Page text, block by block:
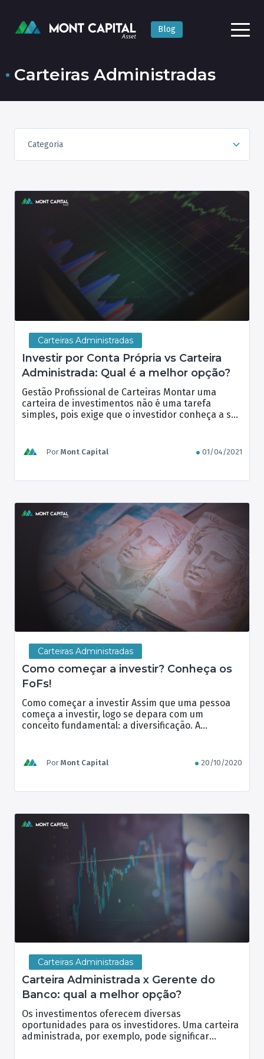
Blog
Carteiras Administradas
Categoria
Carteiras Administradas
Investir por Conta Própria vs Carteira
Administrada: Qual é a melhor opção?
Gestão Profissional de Carteiras Montar uma
carteira de investimentos não é uma tarefa
simples, pois exige que o investidor conheça a sua
ele dedique bastante tempo para estudar o
mercado, pesquisar ativos e analisar como eles se
Por Mont Capital 01/04/2021
Carteiras Administradas
Como começar a investir? Conheça os
FoFs!
Como começar a investir Assim que uma pessoa
começa a investir, logo se depara com um
conceito fundamental: a diversificação. A
entre rentabilidade e risco. Nesse sentido, os
Fundos de Fundos — ou FoFs — são uma
Por Mont Capital 20/10/2020
Carteiras Administradas
Carteira Administrada x Gerente do
Banco: qual a melhor opção?
Os investimentos oferecem diversas
oportunidades para os investidores. Uma carteira
administrada, por exemplo, pode significar